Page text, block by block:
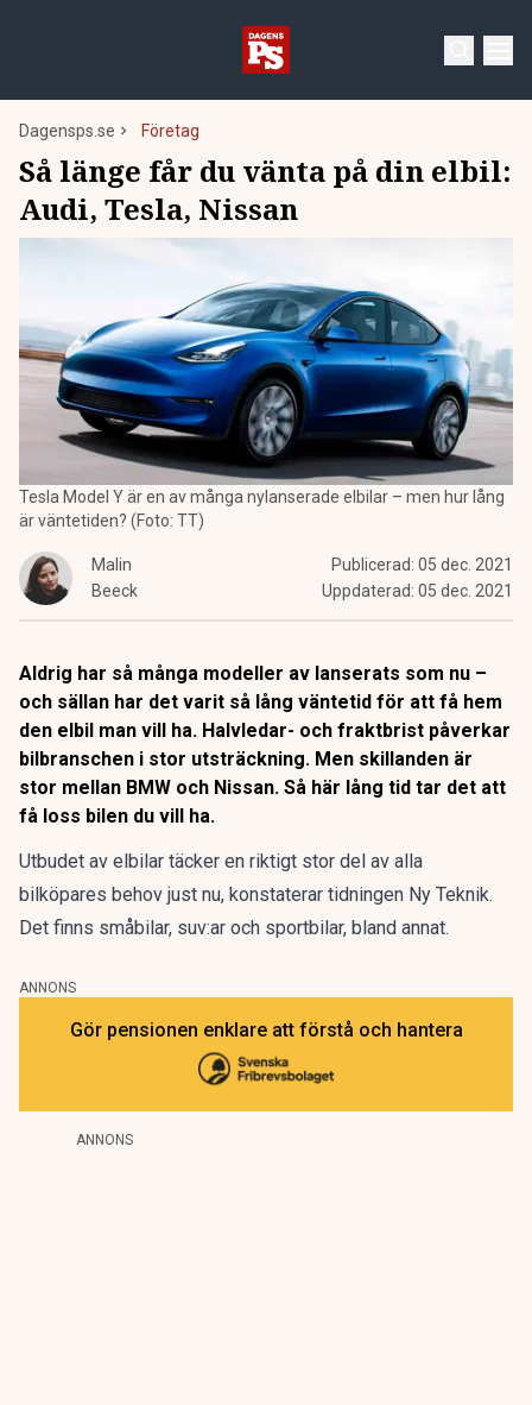
Dagensps.se Företag
Så länge får du vänta på din elbil:
Audi, Tesla, Nissan
Tesla Model Y är en av många nylanserade elbilar – men hur lång
är väntetiden? (Foto: TT)
Malin
Beeck
Publicerad: 05 dec. 2021
Uppdaterad: 05 dec. 2021
Aldrig har så många modeller av lanserats som nu –
och sällan har det varit så lång väntetid för att få hem
den elbil man vill ha. Halvledar- och fraktbrist påverkar
bilbranschen i stor utsträckning. Men skillanden är
stor mellan BMW och Nissan. Så här lång tid tar det att
få loss bilen du vill ha.
Utbudet av elbilar täcker en riktigt stor del av alla
bilköpares behov just nu, konstaterar tidningen Ny Teknik.
Det finns småbilar, suv:ar och sportbilar, bland annat.
ANNONS
Gör pensionen enklare att förstå och hantera
ANNONS